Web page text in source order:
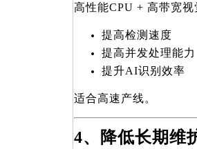
高性能CPU + 高带宽视
提高检测速度
提高并发处理能力
提升AI识别效率
适合高速产线。
4、降低长期维